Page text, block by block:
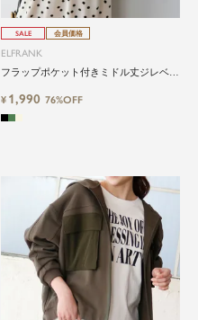
SALE 会員価格
ELFRANK
フラップポケット付きミドル丈ジレベス
¥ 1,990 76%OFF